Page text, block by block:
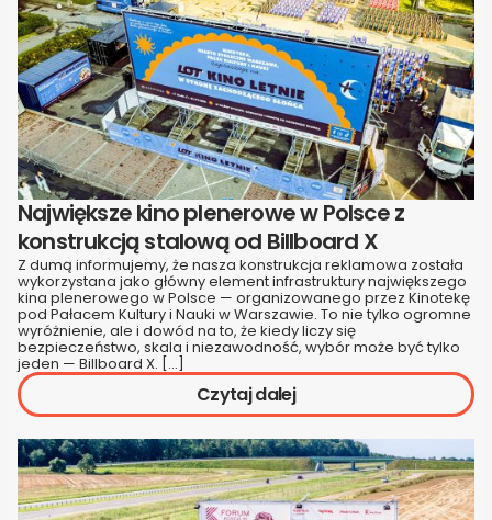
Największe kino plenerowe w Polsce z
konstrukcją stalową od Billboard X
Z dumą informujemy, że nasza konstrukcja reklamowa została
wykorzystana jako główny element infrastruktury największego
kina plenerowego w Polsce — organizowanego przez Kinotekę
pod Pałacem Kultury i Nauki w Warszawie. To nie tylko ogromne
wyróżnienie, ale i dowód na to, że kiedy liczy się
bezpieczeństwo, skala i niezawodność, wybór może być tylko
jeden — Billboard X. […]
Czytaj dalej